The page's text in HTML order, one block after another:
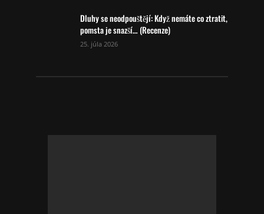
Dluhy se neodpouštějí: Když nemáte co ztratit,
pomsta je snazší… (Recenze)
25. júla 2026